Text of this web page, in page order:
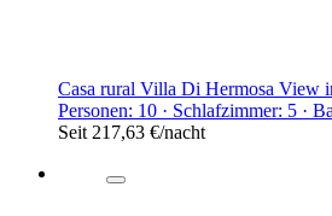
Casa rural Villa Di Hermosa View
Personen: 10 · Schlafzimmer: 5 ·
Seit 217,63 €/nacht